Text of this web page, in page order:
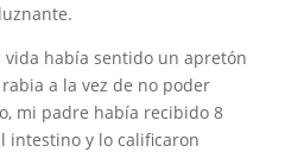
vida había sentido un apretón
a la vez de no poder
mi padre había recibido 8
intestino y lo calificaron